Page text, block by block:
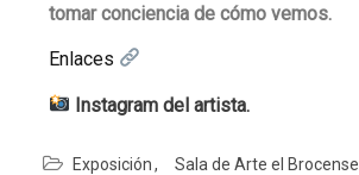
tomar conciencia de cómo vemos.
Enlaces
Instagram del artista.
Exposición Sala de Arte el Brocense